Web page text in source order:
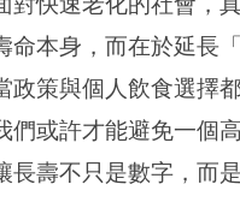
命本身，而在於延長
政策與個人飲食選擇
們或許才能避免一個
長壽不只是數字，而